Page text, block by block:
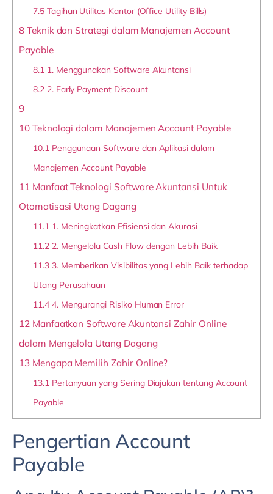
7.5Tagihan Utilitas Kantor (Office Utility Bills)
8Teknik dan Strategi dalam Manajemen Account
Payable
8.1 1. Menggunakan Software Akuntansi
8.2 2. Early Payment Discount
9
10Teknologi dalam Manajemen Account Payable
10.1 Penggunaan Software dan Aplikasi dalam
Manajemen Account Payable
11Manfaat Teknologi Software Akuntansi Untuk
Otomatisasi Utang Dagang
11.1 1. Meningkatkan Efisiensi dan Akurasi
11.2 2. Mengelola Cash Flow dengan Lebih Baik
11.33. Memberikan Visibilitas yang Lebih Baik terhadap
Utang Perusahaan
11.44. Mengurangi Risiko Human Error
12Manfaatkan Software Akuntansi Zahir Online
dalam Mengelola Utang Dagang
13Mengapa Memilih Zahir Online?
13.1 Pertanyaan yang Sering Diajukan tentang Account
Payable
Pengertian Account
Payable